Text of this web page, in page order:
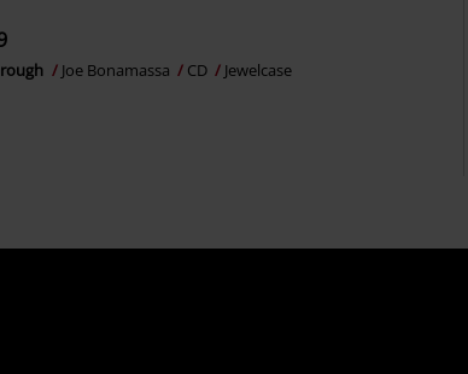
Joe Bonamassa CD Jewelcase